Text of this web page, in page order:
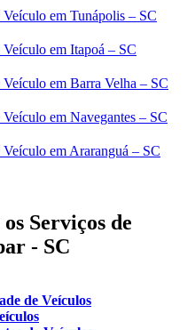
Veículo em Tunápolis – SC
Veículo em Itapoá – SC
Veículo em Barra Velha – SC
em Navegantes – SC
Veículo em Araranguá – SC
Serviços de
- SC
de Veículos